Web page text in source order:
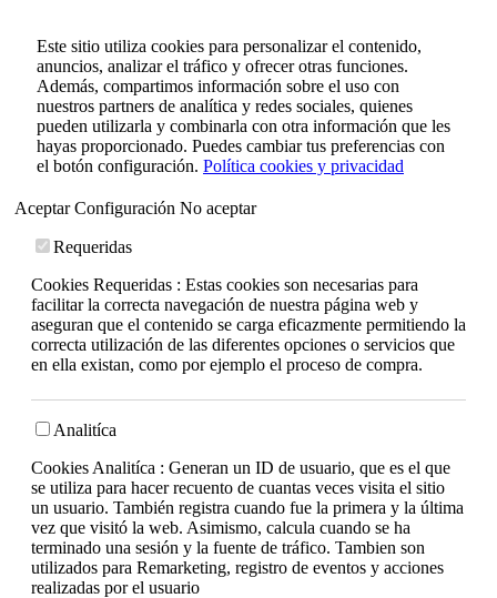
Este sitio utiliza cookies para personalizar el contenido,
anuncios, analizar el tráfico y ofrecer otras funciones.
Además, compartimos información sobre el uso con
nuestros partners de analítica y redes sociales, quienes
pueden utilizarla y combinarla con otra información que les
hayas proporcionado. Puedes cambiar tus preferencias con
el botón configuración. Política cookies y privacidad
AceptarConfiguración No aceptar
Requeridas
Cookies Requeridas : Estas cookies son necesarias para
facilitar la correcta navegación de nuestra página web y
aseguran que el contenido se carga eficazmente permitiendo la
correcta utilización de las diferentes opciones o servicios que
en ella existan, como por ejemplo el proceso de compra.
Analitíca
Cookies Analitíca : Generan un ID de usuario, que es el que
se utiliza para hacer recuento de cuantas veces visita el sitio
un usuario. También registra cuando fue la primera y la última
vez que visitó la web. Asimismo, calcula cuando se ha
terminado una sesión y la fuente de tráfico. Tambien son
utilizados para Remarketing, registro de eventos y acciones
realizadas por el usuario